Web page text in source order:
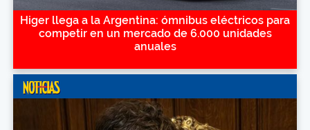
Higer llega a la Argentina: ómnibus eléctricos para
competir en un mercado de 6.000 unidades
anuales